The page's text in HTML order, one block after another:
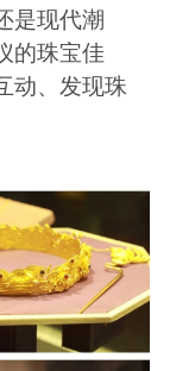
是现代潮
的珠宝佳
动、发现珠